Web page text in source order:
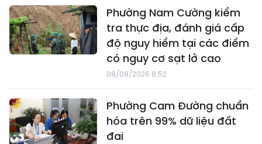
Phường Nam Cường kiểm
tra thực địa, đánh giá cấp
độ nguy hiểm tại các điểm
có nguy cơ sạt lở cao
08/08/2026 8:52
Phường Cam Đường chuẩn
hóa trên 99% dữ liệu đất
đai